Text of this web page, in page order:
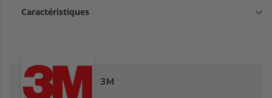
Caractéristiques
3M